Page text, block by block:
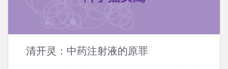
清开灵：中药注射液的原罪